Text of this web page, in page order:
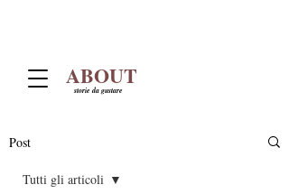
ABOUT
storie da gustare
Post
Tutti gli articoli